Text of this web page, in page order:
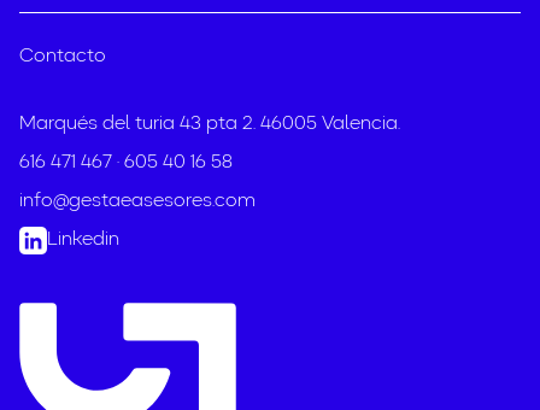
Contacto
Marqués del turia 43 pta 2. 46005 Valencia.
616 471 467 · 605 40 16 58
info@gestaeasesores.com
Linkedin